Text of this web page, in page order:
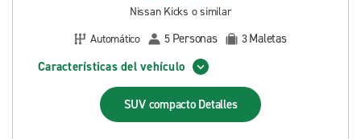
Nissan Kicks o similar
Automático
5 Personas 3Maletas
Características del vehículo
SUV compacto Detalles